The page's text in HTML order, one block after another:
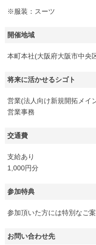
※服装：スーツ
開催地域
本町本社(大阪府大阪市中
将来に活かせるシゴト
営業(法人向け新規開拓メイ
営業事務
交通費
支給あり
1,000円分
参加特典
参加頂いた方には特別なご
お問い合わせ先